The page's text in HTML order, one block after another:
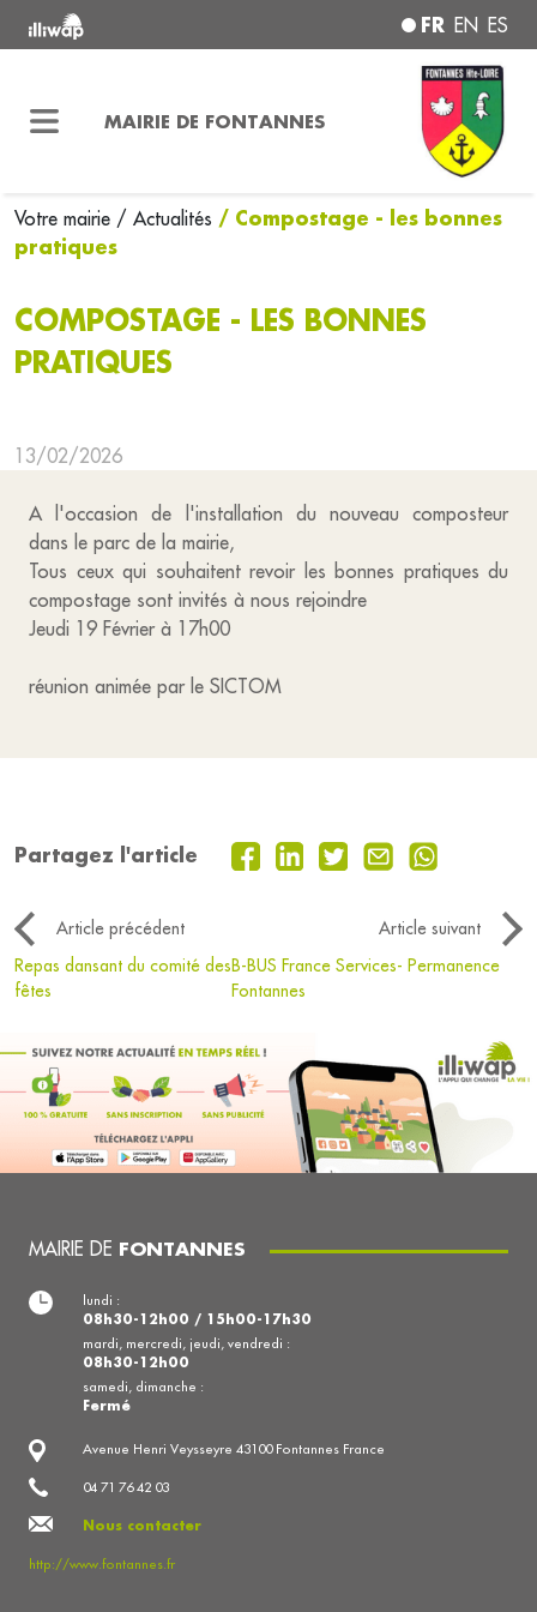
FR EN ES
MAIRIE DE FONTANNES
Votre mairie / Actualités / Compostage - les bonnes
pratiques
COMPOSTAGE - LES BONNES
PRATIQUES
13/02/2026
A l'occasion de l'installation du nouveau composteur
dans le parc de la mairie,
Tous ceux qui souhaitent revoir les bonnes pratiques du
compostage sont invités à nous rejoindre
Jeudi 19 Février à 17h00
réunion animée par le SICTOM
Partagez l'article
Article précédent
Article suivant
Repas dansant du comité des
fêtes
B-BUS France Services- Permanence
Fontannes
MAIRIE DE FONTANNES
Avenue Henri Veysseyre 43100 Fontannes France
04 71 76 42 03
Nous contacter
http://www.fontannes.fr
lundi :
08h30-12h00 / 15h00-17h30
mardi, mercredi, jeudi, vendredi :
08h30-12h00
samedi, dimanche :
Fermé